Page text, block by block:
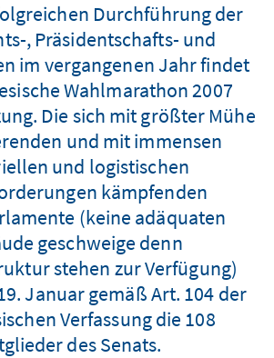
Durchführung der
, Präsidentschafts- und
im vergangenen Jahr findet
Wahlmarathon 2007
Die sich mit größter Mühe
und mit immensen
und logistischen
kämpfenden
(keine adäquaten
geschweige denn
stehen zur Verfügung)
Januar gemäß Art. 104 der
Verfassung die 108
des Senats.